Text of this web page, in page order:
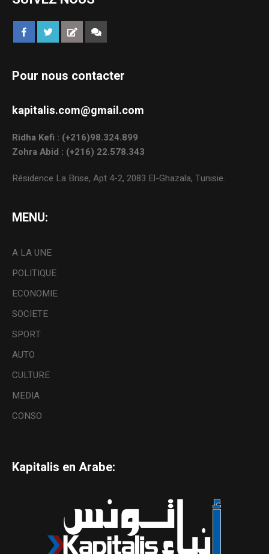
Pour nous contacter
kapitalis.com@gmail.com
Ridha Kefi : (+216)98.324.899
Zohra Abid : (+216) 22.578.343
Résidence La Brise, Apt 4-2, 2083 El-Ghazala, Tunisie.
MENU:
A LA UNE
POLITIQUE
ECONOMIE
SOCIETE
SPORT
AUTO
CULTURE
MEDIA
CONSO
Kapitalis en Arabe: